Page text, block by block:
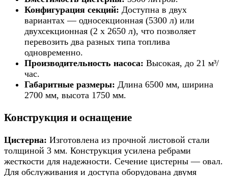
Конфигурация секций: Доступна в двух
вариантах — односекционная (5300 л) или
двухсекционная (2 x 2650 л), что позволяет
перевозить два разных типа топлива
одновременно.
Производительность насоса: Высокая, до 21 м³/
час.
Габаритные размеры: Длина 6500 мм, ширина
2700 мм, высота 1750 мм.
Конструкция и оснащение
Цистерна: Изготовлена из прочной листовой стали
толщиной 3 мм. Конструкция усилена ребрами
жесткости для надежности. Сечение цистерны — овал.
Для обслуживания и доступа оборудована двумя